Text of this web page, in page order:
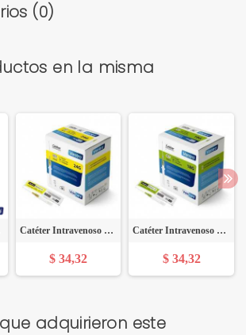
(0)
en la misma
Catéter Intravenoso Ventro Nro. 24 (E) - Caja x 50 Unidades - VEINCARE
$ 34,32
Catéter Intravenoso Ventro Nro 18 (E) - Caja x 50 Unidades - VEINCARE
$ 34,32
adquirieron este